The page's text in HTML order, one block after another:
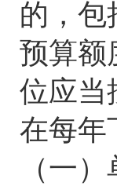
的，包
预算额
位应当
在每年
（一